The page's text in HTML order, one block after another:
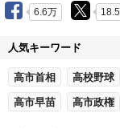
6.6万
人気キーワード
高市首相 高校野球
高市早苗 高市政権